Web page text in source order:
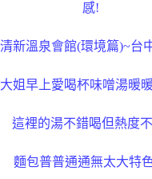
感!
大姐早上愛喝杯味噌湯暖
這裡的湯不錯喝但熱度
麵包普普通通無太大特